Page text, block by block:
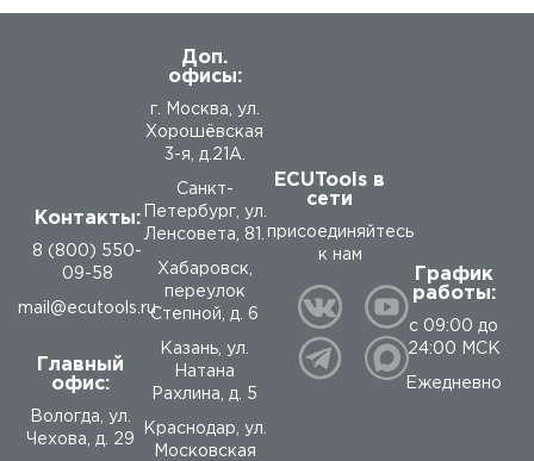
Контакты:
8 (800) 550-
09-58
mail@ecutools.ru
Главный
офис:
Вологда, ул.
Чехова, д. 29
Доп.
офисы:
г. Москва, ул.
Хорошёвская
3-я, д.21А.
Санкт-
Петербург, ул.
Ленсовета, 81.
Хабаровск,
переулок
Степной, д. 6
Казань, ул.
Натана
Рахлина, д. 5
Краснодар, ул.
Московская
ECUTools в
сети
присоединяйтесь
к нам
График
работы:
с 09:00 до
24:00 МСК
Ежедневно